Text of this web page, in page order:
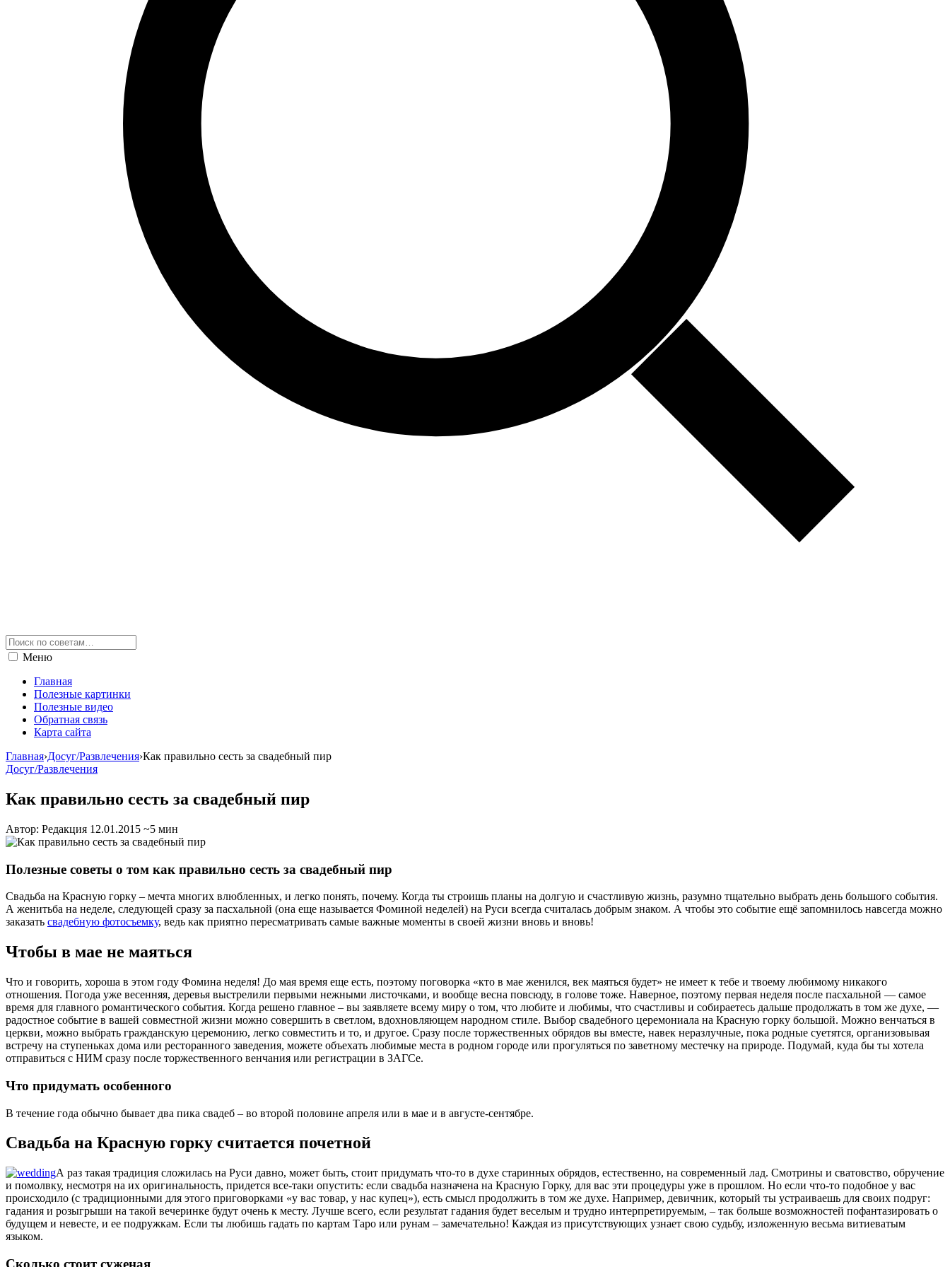
Меню
Главная
Полезные картинки
Полезные видео
Обратная связь
Карта сайта
Главная›Досуг/Развлечения›Как правильно сесть за свадебный пир
Досуг/Развлечения
Как правильно сесть за свадебный пир
Автор: Редакция 12.01.2015 ~5 мин
Полезные советы о том как правильно сесть за свадебный пир
Свадьба на Красную горку – мечта многих влюбленных, и легко понять, почему. Когда ты строишь планы на долгую и счастливую жизнь, разумно тщательно выбрать день большого события.
А женитьба на неделе, следующей сразу за пасхальной (она еще называется Фоминой неделей) на Руси всегда считалась добрым знаком. А чтобы это событие ещё запомнилось навсегда можно
заказать свадебную фотосъемку, ведь как приятно пересматривать самые важные моменты в своей жизни вновь и вновь!
Чтобы в мае не маяться
Что и говорить, хороша в этом году Фомина неделя! До мая время еще есть, поэтому поговорка «кто в мае женился, век маяться будет» не имеет к тебе и твоему любимому никакого
отношения. Погода уже весенняя, деревья выстрелили первыми нежными листочками, и вообще весна повсюду, в голове тоже. Наверное, поэтому первая неделя после пасхальной — самое
время для главного романтического события. Когда решено главное – вы заявляете всему миру о том, что любите и любимы, что счастливы и собираетесь дальше продолжать в том же духе, —
радостное событие в вашей совместной жизни можно совершить в светлом, вдохновляющем народном стиле. Выбор свадебного церемониала на Красную горку большой. Можно венчаться в
церкви, можно выбрать гражданскую церемонию, легко совместить и то, и другое. Сразу после торжественных обрядов вы вместе, навек неразлучные, пока родные суетятся, организовывая
встречу на ступеньках дома или ресторанного заведения, можете объехать любимые места в родном городе или прогуляться по заветному местечку на природе. Подумай, куда бы ты хотела
отправиться с НИМ сразу после торжественного венчания или регистрации в ЗАГСе.
Что придумать особенного
В течение года обычно бывает два пика свадеб – во второй половине апреля или в мае и в августе-сентябре.
Свадьба на Красную горку считается почетной
А раз такая традиция сложилась на Руси давно, может быть, стоит придумать что-то в духе старинных обрядов, естественно, на современный лад. Смотрины и сватовство, обручение
и помолвку, несмотря на их оригинальность, придется все-таки опустить: если свадьба назначена на Красную Горку, для вас эти процедуры уже в прошлом. Но если что-то подобное у вас
происходило (с традиционными для этого приговорками «у вас товар, у нас купец»), есть смысл продолжить в том же духе. Например, девичник, который ты устраиваешь для своих подруг:
гадания и розыгрыши на такой вечеринке будут очень к месту. Лучше всего, если результат гадания будет веселым и трудно интерпретируемым, – так больше возможностей пофантазировать о
будущем и невесте, и ее подружкам. Если ты любишь гадать по картам Таро или рунам – замечательно! Каждая из присутствующих узнает свою судьбу, изложенную весьма витиеватым
языком.
Сколько стоит суженая